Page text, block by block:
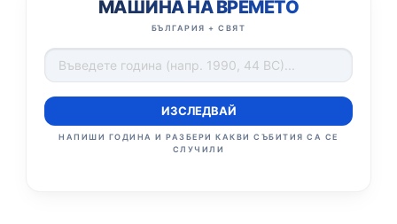
МАШИНА НА ВРЕМЕТО
БЪЛГАРИЯ + СВЯТ
ИЗСЛЕДВАЙ
НАПИШИ ГОДИНА И РАЗБЕРИ КАКВИ СЪБИТИЯ СА СЕ
СЛУЧИЛИ